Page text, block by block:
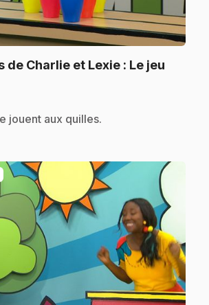
de Charlie et Lexie : Le jeu
jouent aux quilles.